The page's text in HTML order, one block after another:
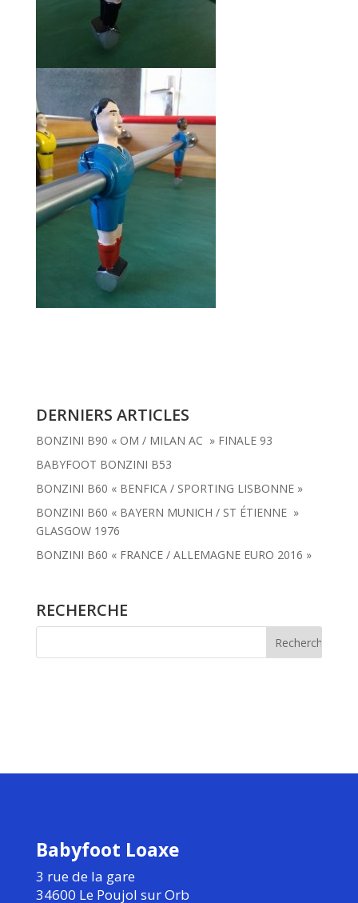
DERNIERS ARTICLES
BONZINI B90 « OM / MILAN AC » FINALE 93
BABYFOOT BONZINI B53
BONZINI B60 « BENFICA / SPORTING LISBONNE »
BONZINI B60 « BAYERN MUNICH / ST ÉTIENNE »
GLASGOW 1976
BONZINI B60 « FRANCE / ALLEMAGNE EURO 2016 »
RECHERCHE
Babyfoot Loaxe
3 rue de la gare
34600 Le Poujol sur Orb